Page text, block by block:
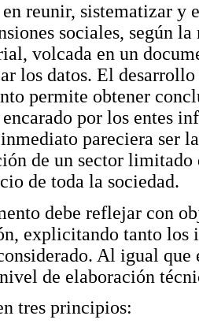
en reunir, sistematizar y
sociales, según
volcada en un
los datos. El
permite obtener
por los entes
pareciera ser
de un sector limitado
de toda la sociedad.
debe reflejar con
explicitando tanto los
Al igual
de elaboración
tres principios: